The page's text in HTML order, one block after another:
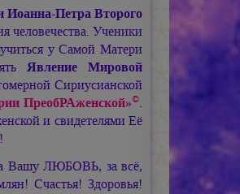
Иоанна-Петра Второго
Ученики
у Самой Матери
Явление Мировой
Сириусианской
ПреобРАженской»©.
и свидетелями Её
Вашу ЛЮБОВЬ, за всё,
Счастья! Здоровья!